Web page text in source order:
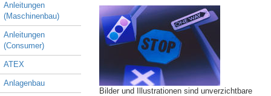
Anleitungen
(Maschinenbau)
Anleitungen
(Consumer)
ATEX
Anlagenbau
Bilder und Illustrationen sind unverzichtbare